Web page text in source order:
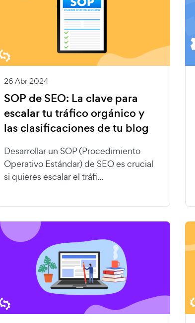
26 Abr 2024
SOP de SEO: La clave para
escalar tu tráfico orgánico y
las clasificaciones de tu blog
Desarrollar un SOP (Procedimiento
Operativo Estándar) de SEO es crucial
si quieres escalar el tráfi...